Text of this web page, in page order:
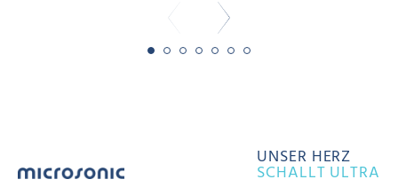
UNSER HERZ
SCHALLT ULTRA